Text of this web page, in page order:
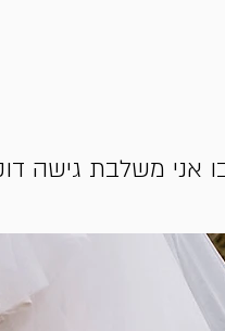
משלבת גישה